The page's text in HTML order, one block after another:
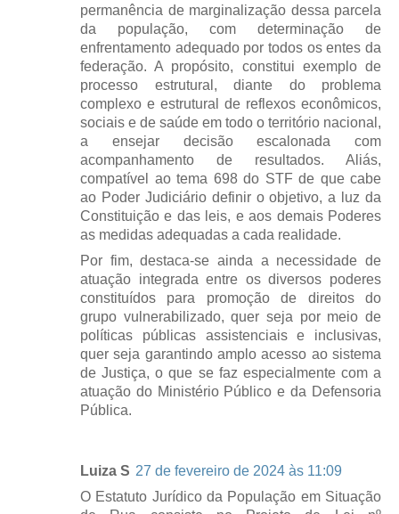
permanência de marginalização dessa parcela
da população, com determinação de
enfrentamento adequado por todos os entes da
federação. A propósito, constitui exemplo de
processo estrutural, diante do problema
complexo e estrutural de reflexos econômicos,
sociais e de saúde em todo o território nacional,
a ensejar decisão escalonada com
acompanhamento de resultados. Aliás,
compatível ao tema 698 do STF de que cabe
ao Poder Judiciário definir o objetivo, a luz da
Constituição e das leis, e aos demais Poderes
as medidas adequadas a cada realidade.
Por fim, destaca-se ainda a necessidade de
atuação integrada entre os diversos poderes
constituídos para promoção de direitos do
grupo vulnerabilizado, quer seja por meio de
políticas públicas assistenciais e inclusivas,
quer seja garantindo amplo acesso ao sistema
de Justiça, o que se faz especialmente com a
atuação do Ministério Público e da Defensoria
Pública.
Luiza S 27 de fevereiro de 2024 às 11:09
O Estatuto Jurídico da População em Situação